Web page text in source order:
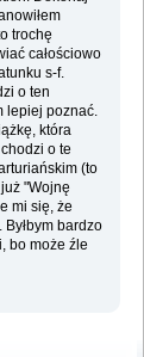
trochę
całościowo
s-f.
o ten
lepiej poznać.
która
o te
(to
"Wojnę
mi się, że
bardzo
bo może źle